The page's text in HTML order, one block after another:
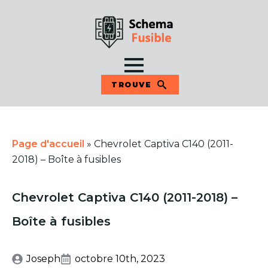
TROUVE
Page d'accueil » Chevrolet Captiva C140 (2011-
2018) – Boîte à fusibles
Chevrolet Captiva C140 (2011-2018) –
Boîte à fusibles
Joseph octobre 10th, 2023